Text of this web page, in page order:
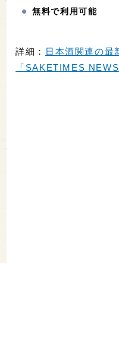
無料で利用可能
詳細： 日本酒関連の最
「SAKETIMES